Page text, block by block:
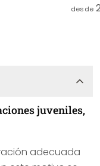
desde
juveniles,
adecuada